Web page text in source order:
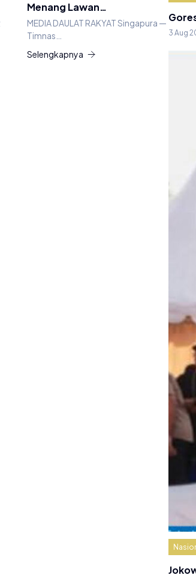
Menang Lawan…
MEDIA DAULAT RAKYAT Singapura —
Timnas…
Selengkapnya
3 Aug